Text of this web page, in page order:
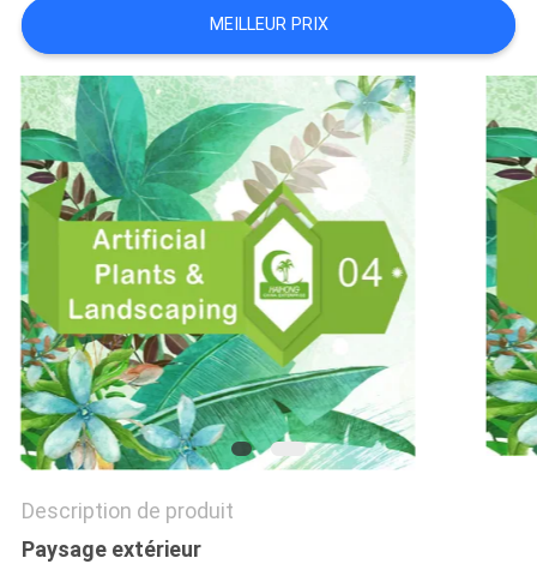
NOUVELLES
LES
AFFAIRES
DEMANDEZ
UN
DEVIS
PLAN
DU
SITE
MEILLEUR PRIX
Description de produit
Paysage extérieur